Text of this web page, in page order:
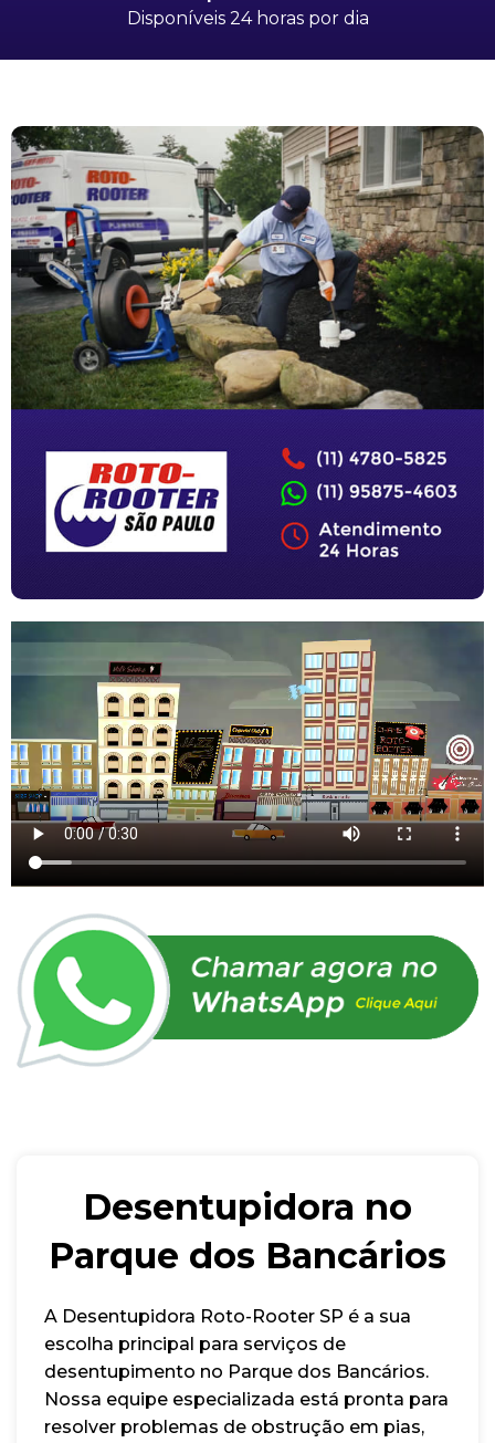
Disponíveis 24 horas por dia
Desentupidora no
Parque dos Bancários
A Desentupidora Roto-Rooter SP é a sua
escolha principal para serviços de
desentupimento no Parque dos Bancários.
Nossa equipe especializada está pronta para
resolver problemas de obstrução em pias,